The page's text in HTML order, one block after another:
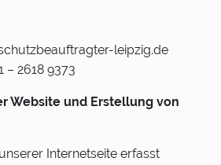
leipzig.de
– 2618 9373
Website und Erstellung von
Internetseite erfasst